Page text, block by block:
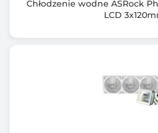
Chłodzenie wodne ASRock
LCD